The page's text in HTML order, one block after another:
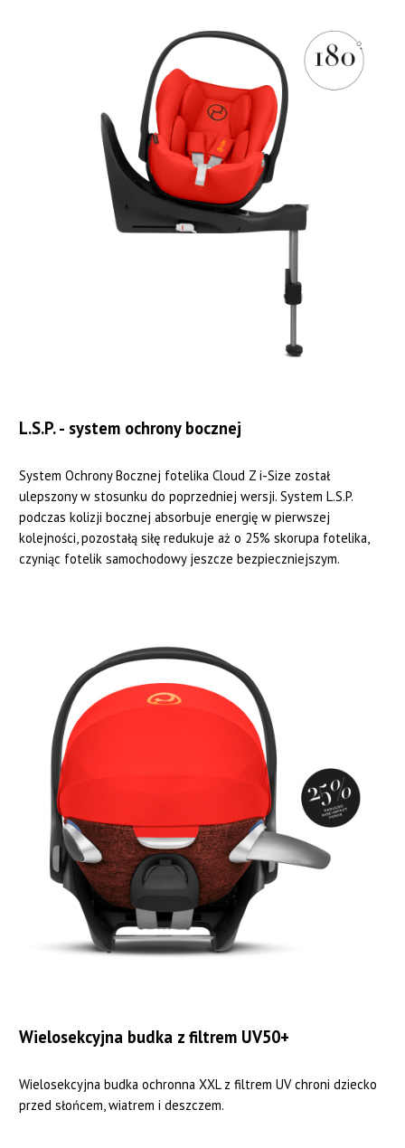
L.S.P. - system ochrony bocznej
System Ochrony Bocznej fotelika Cloud Z i-Size został
ulepszony w stosunku do poprzedniej wersji. System L.S.P.
podczas kolizji bocznej absorbuje energię w pierwszej
kolejności, pozostałą siłę redukuje aż o 25% skorupa fotelika,
czyniąc fotelik samochodowy jeszcze bezpieczniejszym.
Wielosekcyjna budka z filtrem UV50+
Wielosekcyjna budka ochronna XXL z filtrem UV chroni dziecko
przed słońcem, wiatrem i deszczem.